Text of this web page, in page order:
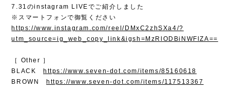
7.31のinstagram LIVEでご紹介しました
※スマートフォンで御覧ください
https://www.instagram.com/reel/DMxC2zhSXa4/?
utm_source=ig_web_copy_link&igsh=MzRlODBiNWFlZA==
［ Other ］
BLACK https://www.seven-dot.com/items/85160618
BROWN https://www.seven-dot.com/items/117513367